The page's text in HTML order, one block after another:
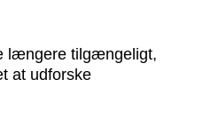
længere tilgængeligt,
at udforske